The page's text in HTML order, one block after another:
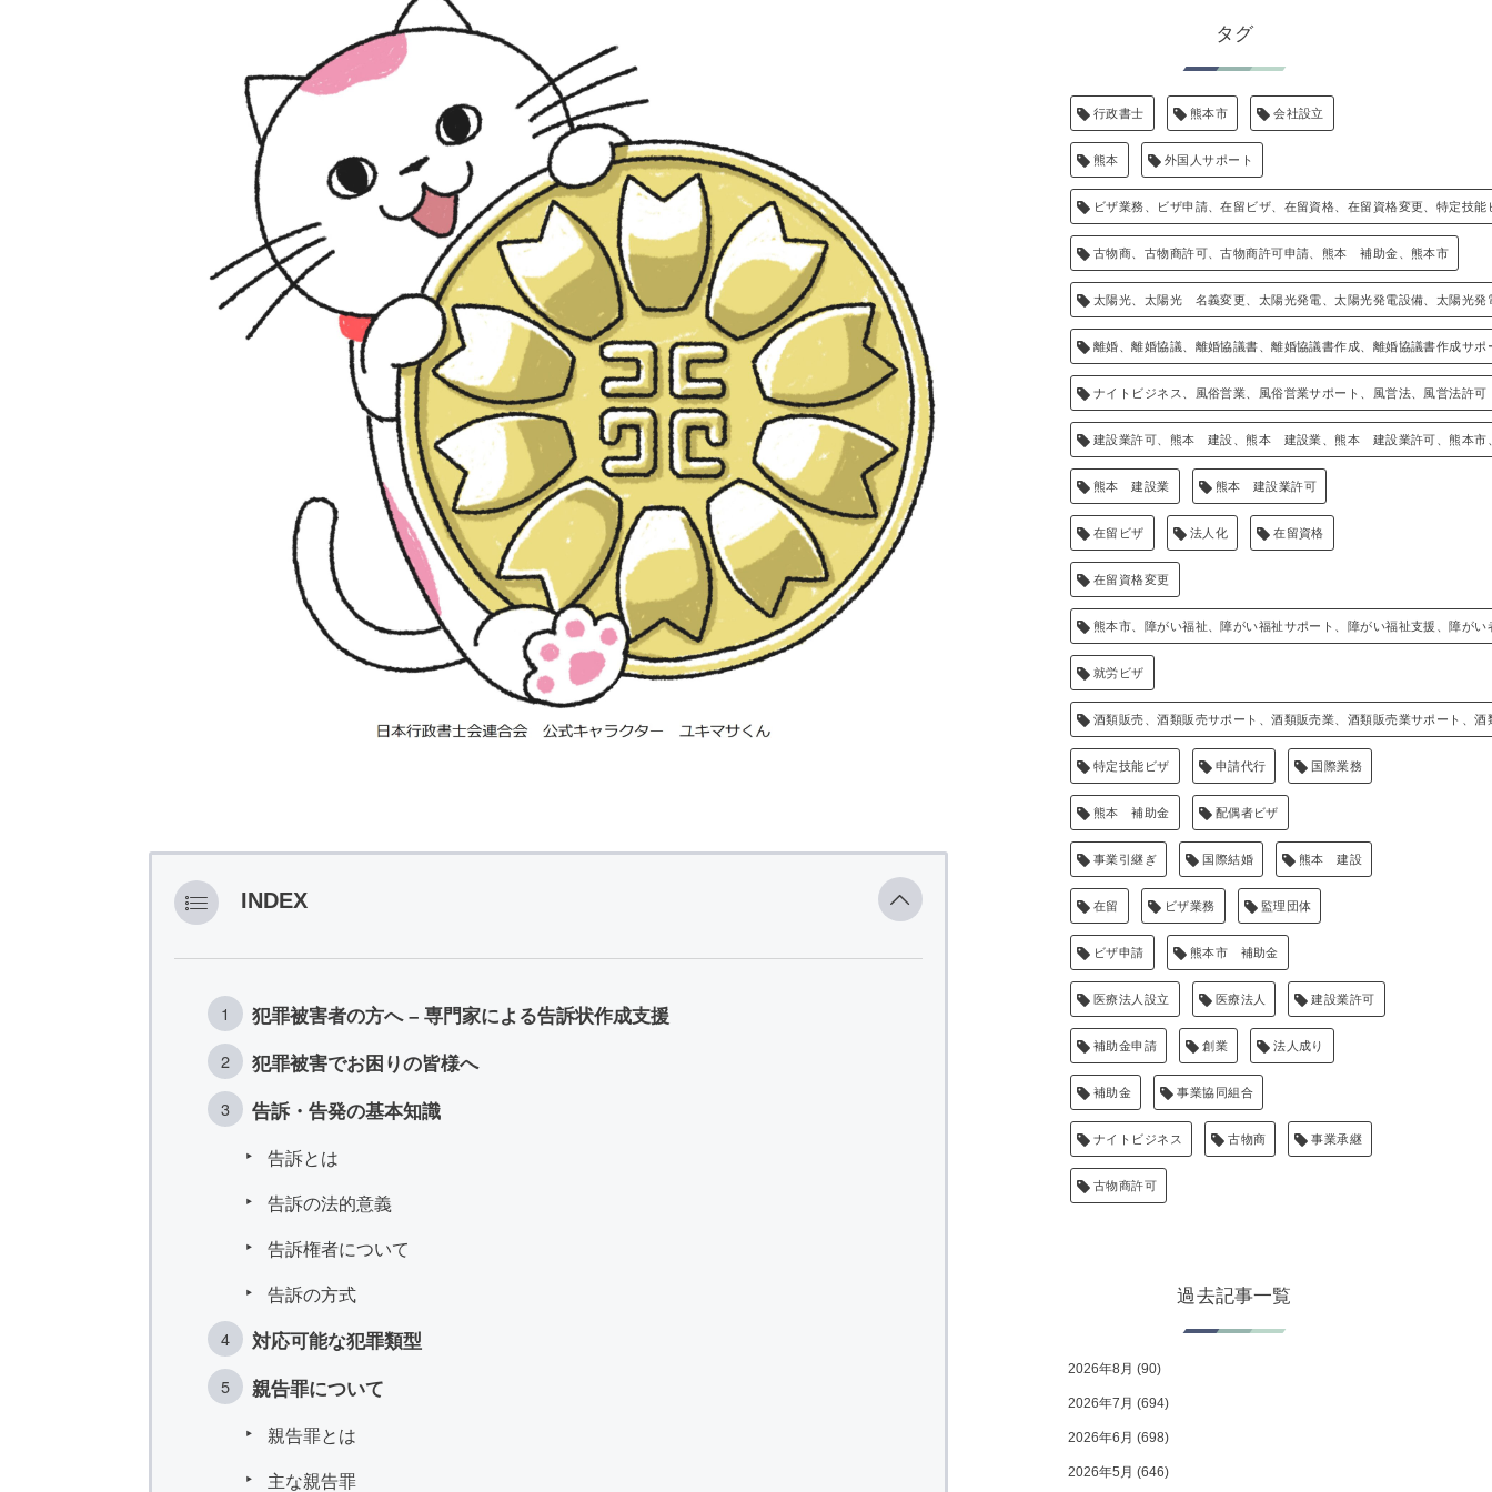
INDEX
犯罪被害者の方へ – 専門家による告訴状作成支援
犯罪被害でお困りの皆様へ
告訴・告発の基本知識
告訴とは
告訴の法的意義
告訴権者について
告訴の方式
対応可能な犯罪類型
親告罪について
親告罪とは
主な親告罪
タグ
行政書士 熊本市 会社設立
熊本 外国人サポート
ビザ業務、ビザ申請、在留ビザ、在留資格、在留資格変更、特定技能
古物商、古物商許可、古物商許可申請、熊本 補助金、熊本市
太陽光、太陽光 名義変更、太陽光発電、太陽光発電設備、太陽光
離婚、離婚協議、離婚協議書、離婚協議書作成、離婚協議書作成サポ
ナイトビジネス、風俗営業、風俗営業サポート、風営法、風営法許可
建設業許可、熊本 建設、熊本 建設業、熊本 建設業許可、熊本市
熊本 建設業 熊本 建設業許可
在留ビザ 法人化 在留資格
在留資格変更
熊本市、障がい福祉、障がい福祉サポート、障がい福祉支援、障がい
就労ビザ
酒類販売、酒類販売サポート、酒類販売業、酒類販売業サポート、
特定技能ビザ 申請代行 国際業務
熊本 補助金 配偶者ビザ
事業引継ぎ 国際結婚 熊本 建設
在留 ビザ業務 監理団体
ビザ申請 熊本市 補助金
医療法人設立 医療法人 建設業許可
補助金申請 創業 法人成り
補助金 事業協同組合
ナイトビジネス 古物商 事業承継
古物商許可
過去記事一覧
2026年8月 (90)
2026年7月 (694)
2026年6月 (698)
2026年5月 (646)